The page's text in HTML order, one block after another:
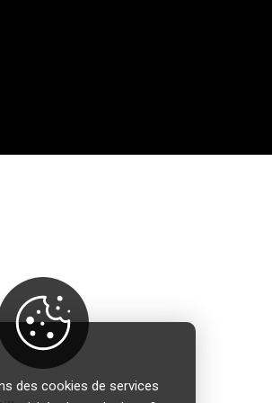
des cookies de services